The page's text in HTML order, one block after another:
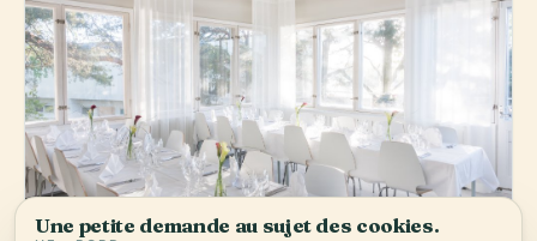
Une petite demande au sujet des cookies.